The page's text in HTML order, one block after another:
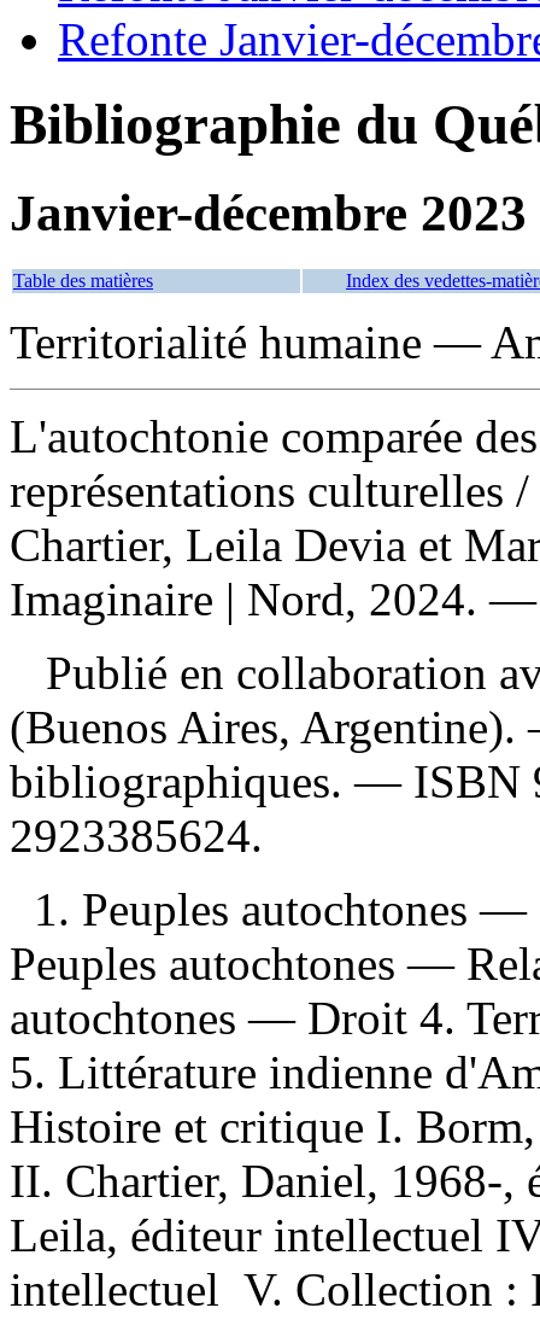
Refonte Janvier-
Bibliographie du
Janvier-décembre 2023
Table des matières Index des vedettes-
Territorialité humaine —
L'autochtonie comparée
représentations culturelles /
Chartier, Leila Devia et
Imaginaire | Nord, 2024.
Publié en collaboration
(Buenos Aires, Argentine).
bibliographiques. — ISBN
2923385624.
1. Peuples autochtones
Peuples autochtones —
autochtones — Droit 4.
5. Littérature indienne
Histoire et critique I.
II. Chartier, Daniel, 1968-
Leila, éditeur intellectuel
intellectuel V. Collection :